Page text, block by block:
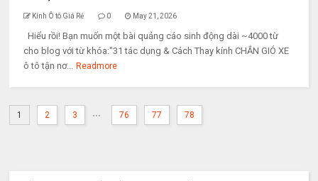
Kính Ô tô Giá Rẻ 0 May 21, 2026
Hiểu rồi! Bạn muốn một bài quảng cáo sinh động dài ~4000 từ
cho blog với từ khóa:"31 tác dụng & Cách Thay kính CHẮN GIÓ XE
ô tô tận nơ... Readmore
1 2 3 ... 76 77 78